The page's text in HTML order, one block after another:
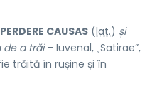
CAUSAS (lat.) și
de a trăi– Iuvenal, „Satirae”,
trăită în rușine și în